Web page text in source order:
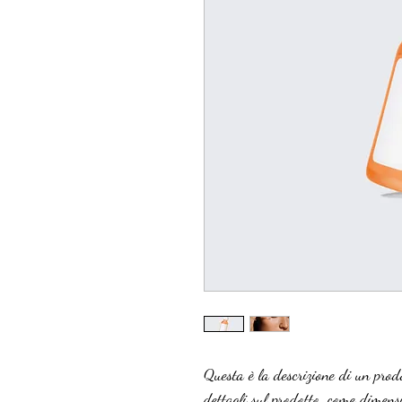
Questa è la descrizione di un